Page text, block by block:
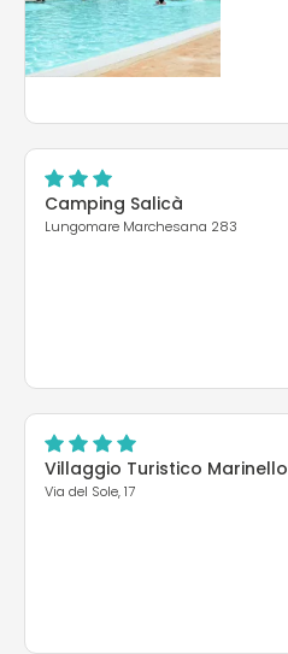
Camping Salicà
Lungomare Marchesana 283
Villaggio Turistico Marinello
Via del Sole, 17